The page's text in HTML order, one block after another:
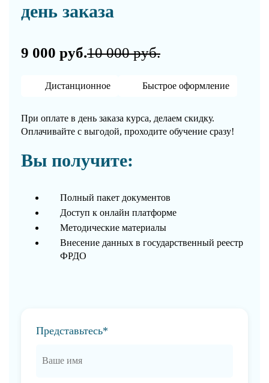
день заказа
9 000 руб.10 000 руб.
Дистанционное Быстрое оформление
При оплате в день заказа курса, делаем скидку.
Оплачивайте с выгодой, проходите обучение сразу!
Вы получите:
Полный пакет документов
Доступ к онлайн платформе
Методические материалы
Внесение данных в государственный реестр
ФРДО
Представьтесь*